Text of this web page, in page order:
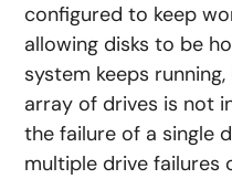
configured to keep
allowing disks to be
system keeps
array of drives is not
the failure of a single
multiple drive failures